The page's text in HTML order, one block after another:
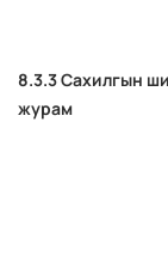
8.3.3 Сахилгын
журам